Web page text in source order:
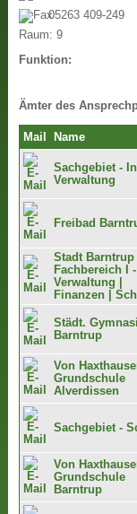
05263 409-249
Raum:9
Funktion:
Ämter des
Mail Name
Sachgebiet -
Verwaltung
Freibad
Stadt Barntrup
Fachbereich I
Verwaltung |
Finanzen |
Städt.
Barntrup
Von
Grundschule
Alverdissen
Sachgebiet -
Von
Grundschule
Barntrup